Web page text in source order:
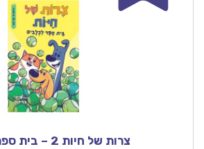
צרות של חיות 2 – בית ספר לכלבים